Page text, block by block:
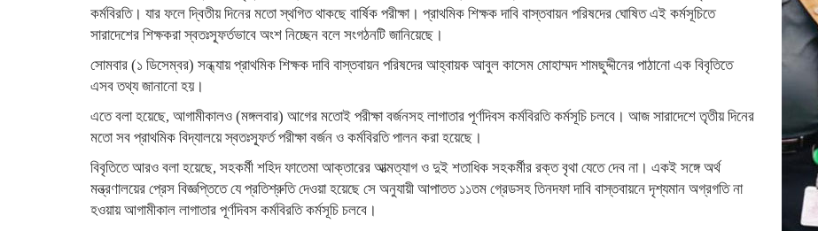
কর্মবিরতি। যার ফলে দ্বিতীয় দিনের মতো স্থগিত থাকছে বার্ষিক পরীক্ষা। প্রাথমিক শিক্ষক দাবি বাস্তবায়ন পরিষদের ঘোষিত এই কর্মসূচিতে
সারাদেশের শিক্ষকরা স্বতঃস্ফূর্তভাবে অংশ নিচ্ছেন বলে সংগঠনটি জানিয়েছে।
সোমবার (১ ডিসেম্বর) সন্ধ্যায় প্রাথমিক শিক্ষক দাবি বাস্তবায়ন পরিষদের আহ্বায়ক আবুল কাসেম মোহাম্মদ শামছুদ্দীনের পাঠানো এক বিবৃতিতে
এসব তথ্য জানানো হয়।
এতে বলা হয়েছে, আগামীকালও (মঙ্গলবার) আগের মতোই পরীক্ষা বর্জনসহ লাগাতার পূর্ণদিবস কর্মবিরতি কর্মসূচি চলবে। আজ সারাদেশে তৃতীয় দিনের
মতো সব প্রাথমিক বিদ্যালয়ে স্বতঃস্ফূর্ত পরীক্ষা বর্জন ও কর্মবিরতি পালন করা হয়েছে।
বিবৃতিতে আরও বলা হয়েছে, সহকর্মী শহিদ ফাতেমা আক্তারের আত্মত্যাগ ও দুই শতাধিক সহকর্মীর রক্ত বৃথা যেতে দেব না। একই সঙ্গে অর্থ
মন্ত্রণালয়ের প্রেস বিজ্ঞপ্তিতে যে প্রতিশ্রুতি দেওয়া হয়েছে সে অনুযায়ী আপাতত ১১তম গ্রেডসহ তিনদফা দাবি বাস্তবায়নে দৃশ্যমান অগ্রগতি না
হওয়ায় আগামীকাল লাগাতার পূর্ণদিবস কর্মবিরতি কর্মসূচি চলবে।